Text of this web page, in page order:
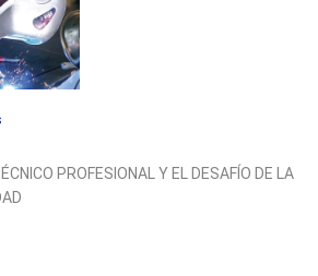
PROFESIONAL Y EL DESAFÍO DE LA